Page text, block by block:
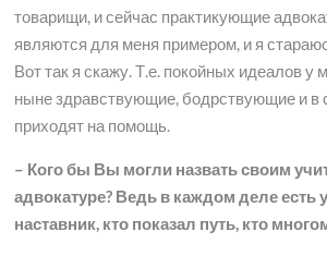
товарищи, и сейчас практикующие
являются для меня примером, и я
Вот так я скажу. Т.е. покойных идеалов у
ныне здравствующие, бодрствующие и в
приходят на помощь.
– Кого бы Вы могли назвать своим
адвокатуре? Ведь в каждом деле есть
наставник, кто показал путь, кто